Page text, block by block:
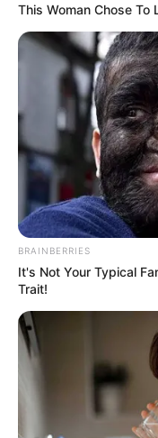
ferias
drones; concierto con
Niche y más.
También puede leer:
'conciertos gratis'
Para conocer más
en el Distrito visite la
del IDRD.
TEMAS
This Woman Chose To
BRAINBERRIES
It's Not Your Typical
Trait!